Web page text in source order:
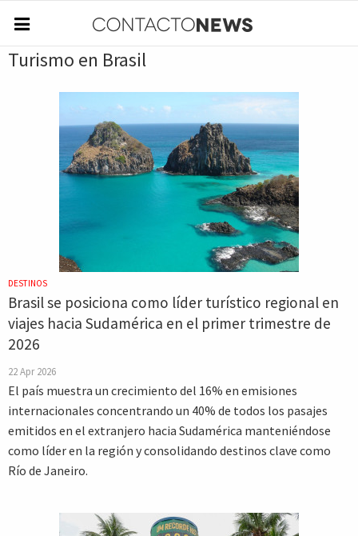
Turismo en Brasil
DESTINOS
Brasil se posiciona como líder turístico regional en
viajes hacia Sudamérica en el primer trimestre de
2026
22 Apr 2026
El país muestra un crecimiento del 16% en emisiones
internacionales concentrando un 40% de todos los pasajes
emitidos en el extranjero hacia Sudamérica manteniéndose
como líder en la región y consolidando destinos clave como
Río de Janeiro.